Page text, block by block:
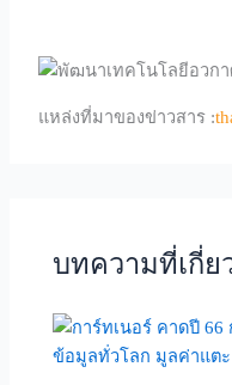
แหล่งที่มาของข่าวสาร :
บทความที่เกี่ย